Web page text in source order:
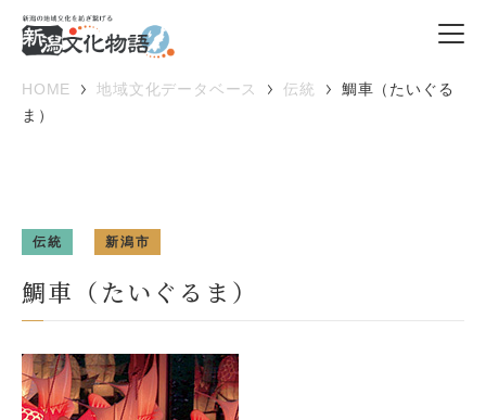
HOME 地域文化データベース 伝統
鯛車（たいぐる
ま）
伝統 新潟市
鯛車（たいぐるま）